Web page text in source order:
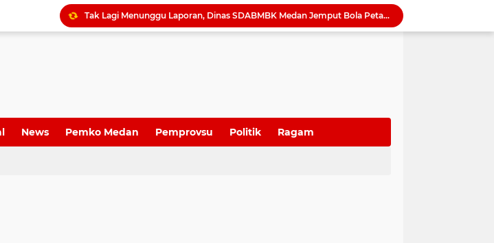
Camat Sunggal Guntur Respons Cepat dan Bantu Sak'Iyah Dapatkan Akses Layanan Kesehatan
Dame Duma Kembali Soroti Mahalnya Biaya Konsultan PBG di Medan
Sutarto Targetkan Banteng Sumut Merah FC Harumkan Nama Sumut di Soekarno Cup 2026
News Pemko Medan Pemprovsu Politik Ragam